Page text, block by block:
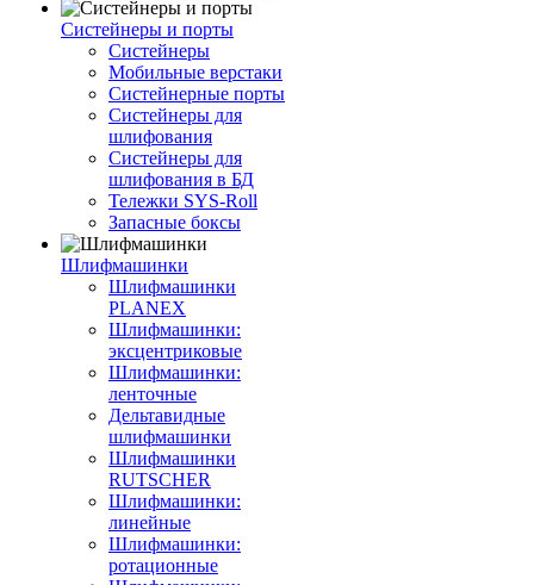
Систейнеры и порты
Систейнеры
Мобильные верстаки
Систейнерные порты
Систейнеры для
шлифования
Систейнеры для
шлифования в БД
Тележки SYS-Roll
Запасные боксы
Шлифмашинки
Шлифмашинки
PLANEX
Шлифмашинки:
эксцентриковые
Шлифмашинки:
ленточные
Дельтавидные
шлифмашинки
Шлифмашинки
RUTSCHER
Шлифмашинки:
линейные
Шлифмашинки:
ротационные